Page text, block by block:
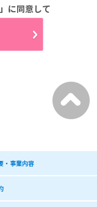
きます。
正するものとします。
ないものとします。
する行為
いについて、以下の通り
に同意して
・事業内容